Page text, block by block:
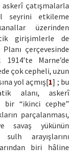
askerî çatışmalarla
seyrini etkileme
üzerinden
girişimlerle de
çerçevesinde
1914’te Marne’de
çok cepheli, uzun
yol açmış[1] ; bu
alanı, askerî
bir “ikinci cephe”
parçalanması,
savaş yükünün
arayışlarını
biri hâline